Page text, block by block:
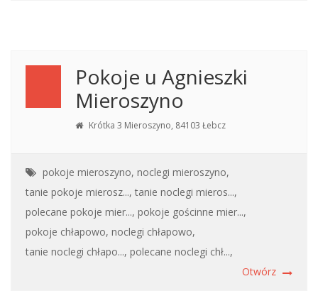
Pokoje u Agnieszki
Mieroszyno
Krótka 3 Mieroszyno, 84103 Łebcz
pokoje mieroszyno, noclegi mieroszyno,
tanie pokoje mierosz..., tanie noclegi mieros...,
polecane pokoje mier..., pokoje gościnne mier...,
pokoje chłapowo, noclegi chłapowo,
tanie noclegi chłapo..., polecane noclegi chł...,
Otwórz